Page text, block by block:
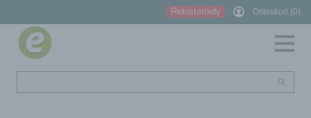
Rekisteröidy Ostoskori (0)